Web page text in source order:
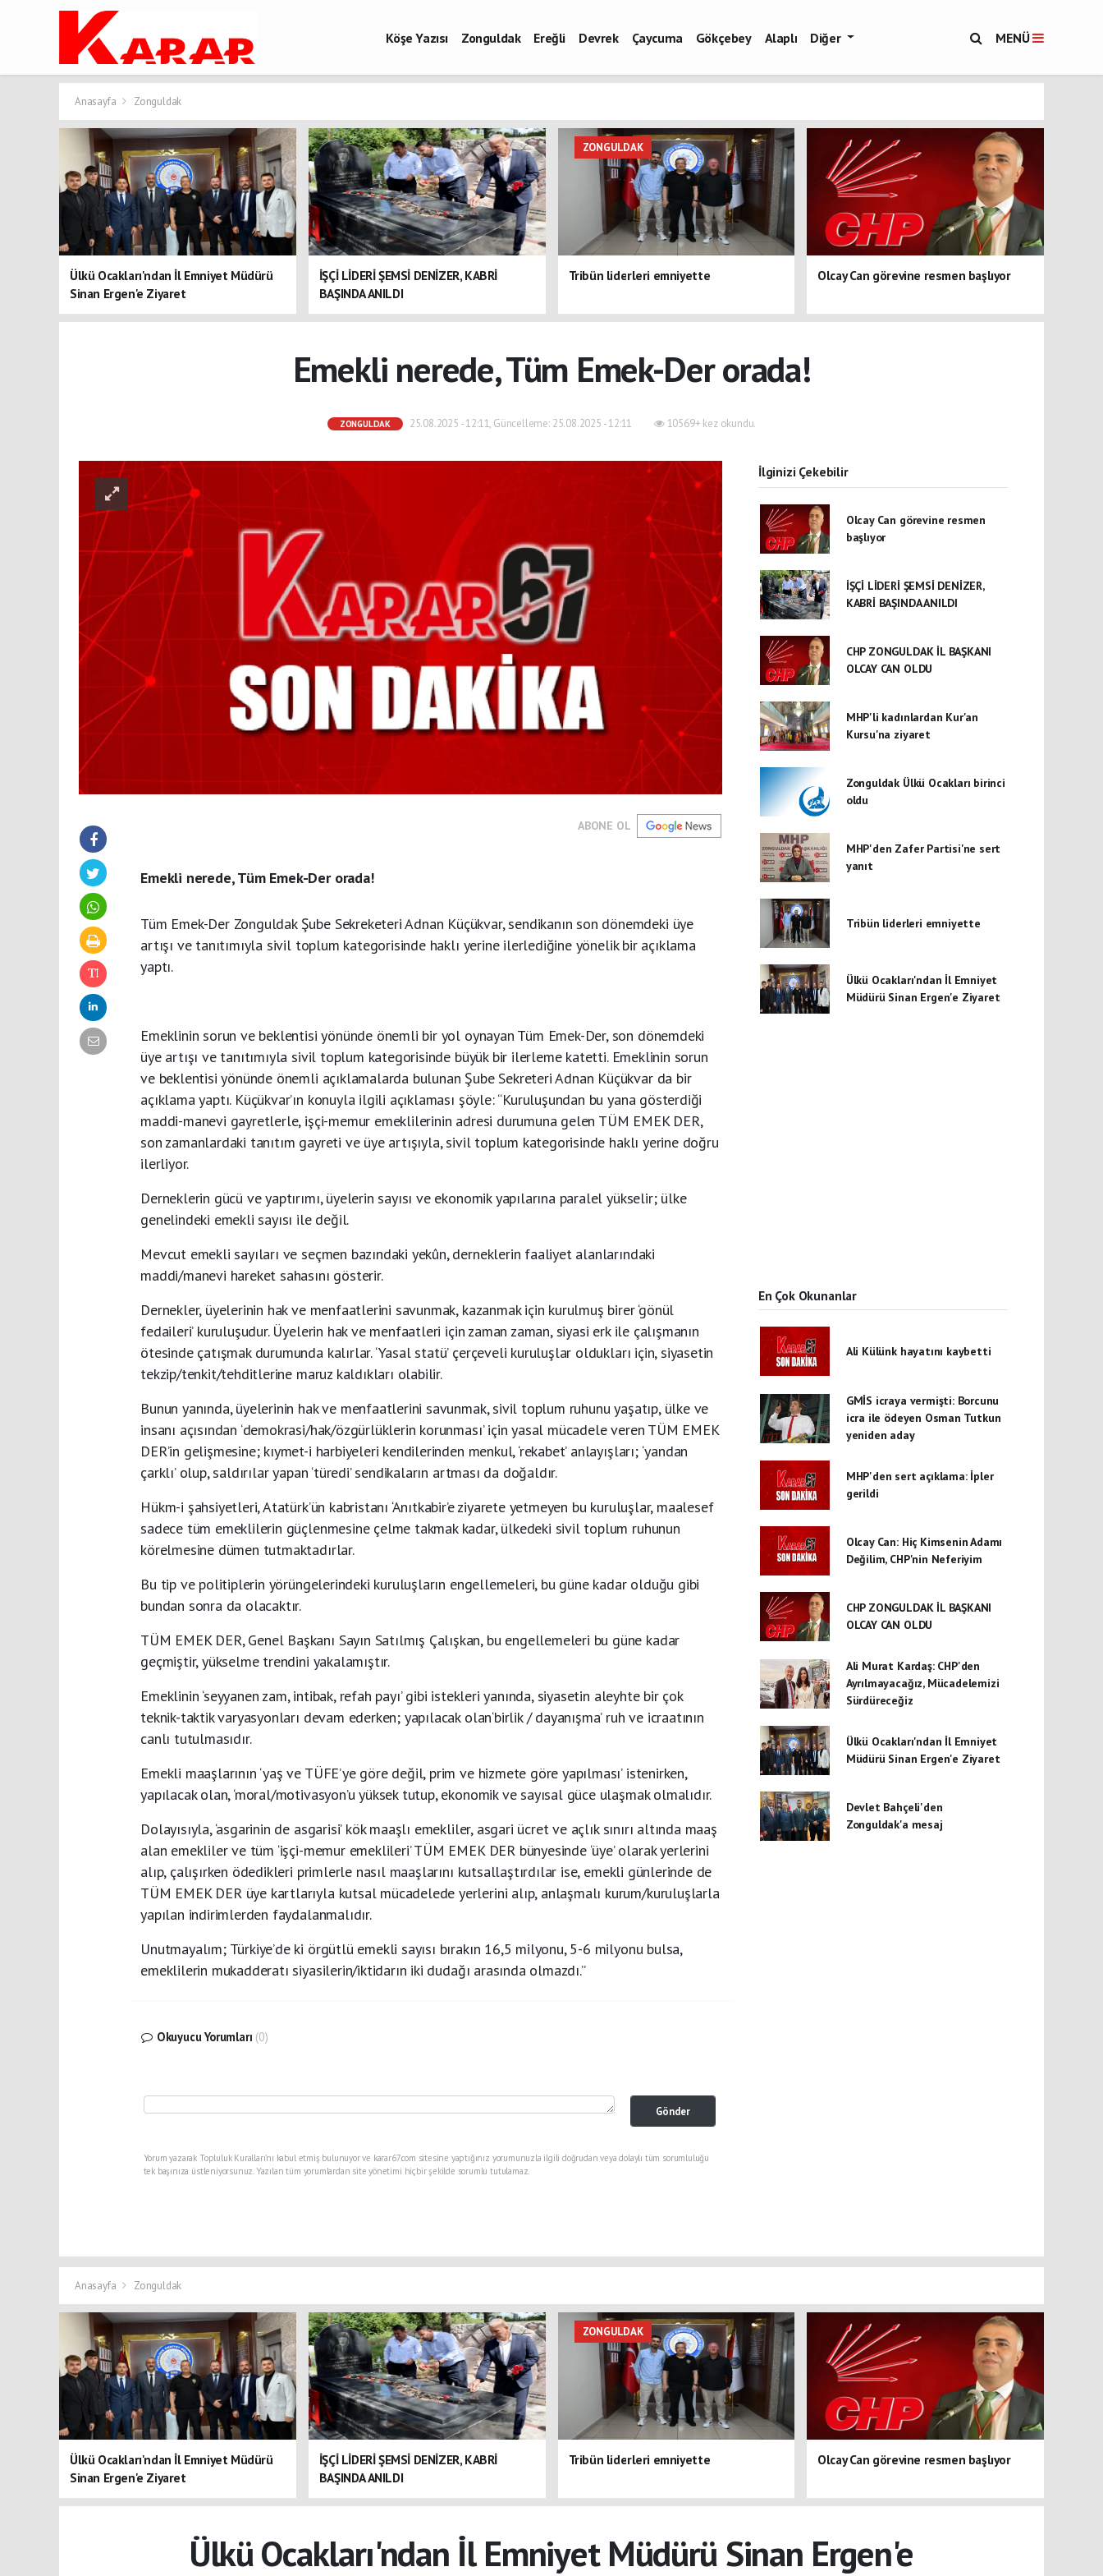
Köşe Yazısı Zonguldak Ereğli Devrek Çaycuma Gökçebey Alaplı Diğer MENÜ
Anasayfa Zonguldak
Ülkü Ocakları'ndan İl Emniyet Müdürü
Sinan Ergen'e Ziyaret
İŞÇİ LİDERİ ŞEMSİ DENİZER, KABRİ
BAŞINDA ANILDI
ZONGULDAK
Tribün liderleri emniyette Olcay Can görevine resmen başlıyor
Emekli nerede, Tüm Emek-Der orada!
ZONGULDAK 25.08.2025 - 12:11, Güncelleme: 25.08.2025 - 12:11 10569+ kez okundu.
ABONE OL
Emekli nerede, Tüm Emek-Der orada!
Tüm Emek-Der Zonguldak Şube Sekreketeri Adnan Küçükvar, sendikanın son dönemdeki üye
artışı ve tanıtımıyla sivil toplum kategorisinde haklı yerine ilerlediğine yönelik bir açıklama
yaptı.
Emeklinin sorun ve beklentisi yönünde önemli bir yol oynayan Tüm Emek-Der, son dönemdeki
üye artışı ve tanıtımıyla sivil toplum kategorisinde büyük bir ilerleme katetti. Emeklinin sorun
ve beklentisi yönünde önemli açıklamalarda bulunan Şube Sekreteri Adnan Küçükvar da bir
açıklama yaptı. Küçükvar’ın konuyla ilgili açıklaması şöyle: “Kuruluşundan bu yana gösterdiği
maddi-manevi gayretlerle, işçi-memur emeklilerinin adresi durumuna gelen TÜM EMEK DER,
son zamanlardaki tanıtım gayreti ve üye artışıyla, sivil toplum kategorisinde haklı yerine doğru
ilerliyor.
Derneklerin gücü ve yaptırımı, üyelerin sayısı ve ekonomik yapılarına paralel yükselir; ülke
genelindeki emekli sayısı ile değil.
Mevcut emekli sayıları ve seçmen bazındaki yekûn, derneklerin faaliyet alanlarındaki
maddi/manevi hareket sahasını gösterir.
Dernekler, üyelerinin hak ve menfaatlerini savunmak, kazanmak için kurulmuş birer ‘gönül
fedaileri’ kuruluşudur. Üyelerin hak ve menfaatleri için zaman zaman, siyasi erk ile çalışmanın
ötesinde çatışmak durumunda kalırlar. ‘Yasal statü’ çerçeveli kuruluşlar oldukları için, siyasetin
tekzip/tenkit/tehditlerine maruz kaldıkları olabilir.
Bunun yanında, üyelerinin hak ve menfaatlerini savunmak, sivil toplum ruhunu yaşatıp, ülke ve
insanı açısından ‘demokrasi/hak/özgürlüklerin korunması’ için yasal mücadele veren TÜM EMEK
DER’in gelişmesine; kıymet-i harbiyeleri kendilerinden menkul, ‘rekabet’ anlayışları; ‘yandan
çarklı’ olup, saldırılar yapan ‘türedi’ sendikaların artması da doğaldır.
Hükm-i şahsiyetleri, Atatürk’ün kabristanı ‘Anıtkabir’e ziyarete yetmeyen bu kuruluşlar, maalesef
sadece tüm emeklilerin güçlenmesine çelme takmak kadar, ülkedeki sivil toplum ruhunun
körelmesine dümen tutmaktadırlar.
Bu tip ve politiplerin yörüngelerindeki kuruluşların engellemeleri, bu güne kadar olduğu gibi
bundan sonra da olacaktır.
TÜM EMEK DER, Genel Başkanı Sayın Satılmış Çalışkan, bu engellemeleri bu güne kadar
geçmiştir, yükselme trendini yakalamıştır.
Emeklinin ‘seyyanen zam, intibak, refah payı’ gibi istekleri yanında, siyasetin aleyhte bir çok
teknik-taktik varyasyonları devam ederken; yapılacak olan‘birlik / dayanışma’ ruh ve icraatının
canlı tutulmasıdır.
Emekli maaşlarının ‘yaş ve TÜFE’ye göre değil, prim ve hizmete göre yapılması’ istenirken,
yapılacak olan, ‘moral/motivasyon’u yüksek tutup, ekonomik ve sayısal güce ulaşmak olmalıdır.
Dolayısıyla, ‘asgarinin de asgarisi’ kök maaşlı emekliler, asgari ücret ve açlık sınırı altında maaş
alan emekliler ve tüm ‘işçi-memur emeklileri’ TÜM EMEK DER bünyesinde ‘üye’ olarak yerlerini
alıp, çalışırken ödedikleri primlerle nasıl maaşlarını kutsallaştırdılar ise, emekli günlerinde de
TÜM EMEK DER üye kartlarıyla kutsal mücadelede yerlerini alıp, anlaşmalı kurum/kuruluşlarla
yapılan indirimlerden faydalanmalıdır.
Unutmayalım; Türkiye’de ki örgütlü emekli sayısı bırakın 16,5 milyonu, 5-6 milyonu bulsa,
emeklilerin mukadderatı siyasilerin/iktidarın iki dudağı arasında olmazdı.”
Okuyucu Yorumları (0)
Gönder
Yorum yazarak Topluluk Kuralları’nı kabul etmiş bulunuyor ve karar67.com sitesine yaptığınız yorumunuzla ilgili doğrudan veya dolaylı tüm sorumluluğu
tek başınıza üstleniyorsunuz. Yazılan tüm yorumlardan site yönetimi hiçbir şekilde sorumlu tutulamaz.
İlginizi Çekebilir
Olcay Can görevine resmen
başlıyor
İŞÇİ LİDERİ ŞEMSİ DENİZER,
KABRİ BAŞINDA ANILDI
CHP ZONGULDAK İL BAŞKANI
OLCAY CAN OLDU
MHP'li kadınlardan Kur'an
Kursu'na ziyaret
Zonguldak Ülkü Ocakları birinci
oldu
MHP'den Zafer Partisi'ne sert
yanıt
Tribün liderleri emniyette
Ülkü Ocakları'ndan İl Emniyet
Müdürü Sinan Ergen'e Ziyaret
En Çok Okunanlar
Ali Külünk hayatını kaybetti
GMİS icraya vermişti: Borcunu
icra ile ödeyen Osman Tutkun
yeniden aday
MHP'den sert açıklama: İpler
gerildi
Olcay Can: Hiç Kimsenin Adamı
Değilim, CHP'nin Neferiyim
CHP ZONGULDAK İL BAŞKANI
OLCAY CAN OLDU
Ali Murat Kardaş: CHP'den
Ayrılmayacağız, Mücadelemizi
Sürdüreceğiz
Ülkü Ocakları'ndan İl Emniyet
Müdürü Sinan Ergen'e Ziyaret
Devlet Bahçeli'den
Zonguldak'a mesaj
Anasayfa Zonguldak
Ülkü Ocakları'ndan İl Emniyet Müdürü
Sinan Ergen'e Ziyaret
İŞÇİ LİDERİ ŞEMSİ DENİZER, KABRİ
BAŞINDA ANILDI
ZONGULDAK
Tribün liderleri emniyette Olcay Can görevine resmen başlıyor
Ülkü Ocakları'ndan İl Emniyet Müdürü Sinan Ergen'e